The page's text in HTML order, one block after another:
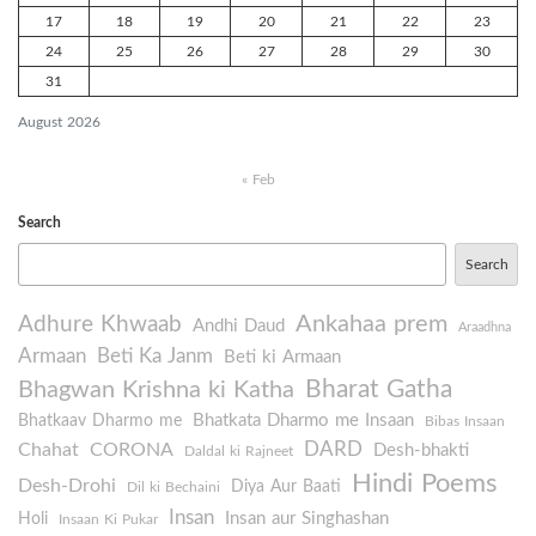
August 2026
17 18 19 20 21 22 23
24 25 26 27 28 29 30
31
« Feb
Search
Search
Adhure Khwaab Andhi Daud Ankahaa prem Araadhna
Armaan Beti Ka Janm Beti ki Armaan
Bhagwan Krishna ki Katha Bharat Gatha
Bhatkaav Dharmo me Bhatkata Dharmo me Insaan Bibas Insaan
Chahat CORONA Daldal ki Rajneet DARD Desh-bhakti
Desh-Drohi Dil ki Bechaini Diya Aur Baati Hindi Poems
Holi Insaan Ki Pukar Insan Insan aur Singhashan